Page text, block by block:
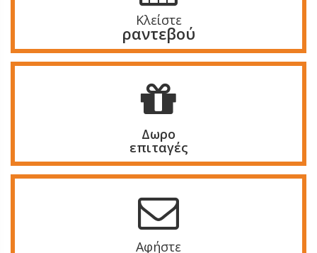
Κλείστε
ραντεβού
Δωρο
επιταγές
Αφήστε